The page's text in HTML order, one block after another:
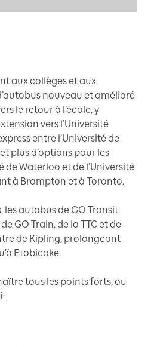
aux collèges et aux
nouveau et amélioré
le retour à l’école, y
vers l’Université
entre l’Université de
plus d’options pour les
de Waterloo et de l’Université
à Brampton et à Toronto.
les autobus de GO Transit
GO Train, de la TTC et de
de Kipling, prolongeant
Etobicoke.
tous les points forts, ou
: